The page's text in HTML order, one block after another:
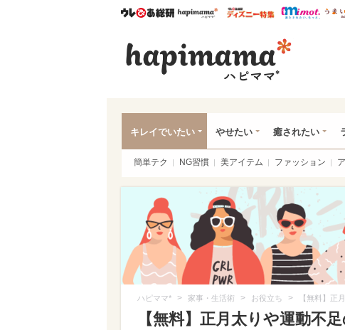
ウレぴあ総研ハピママ* ウレぴあ総
キレイでいたい やせたい 癒されたい
簡単テク NG習慣 美アイテム ファッション
ハピママ* > 家事・生活術 > お役立ち > 【無料】正
【無料】正月太りや運動不